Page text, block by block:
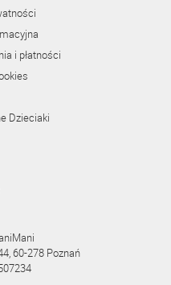
i płatności
Dzieciaki
60-278 Poznań